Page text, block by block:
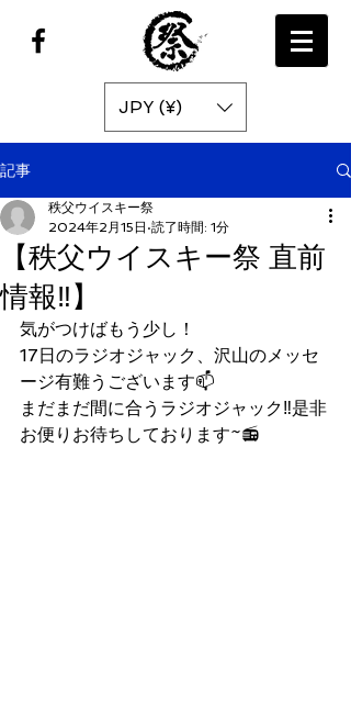
JPY (¥)
記事
【秩父ウイスキー祭 直前
情報‼️】
秩父ウイスキー祭
2024年2月15日 読了時間: 1分
気がつけばもう少し！
17日のラジオジャック、沢山のメッセ
ージ有難うございます📫
まだまだ間に合うラジオジャック‼️是非
お便りお待ちしております~📻